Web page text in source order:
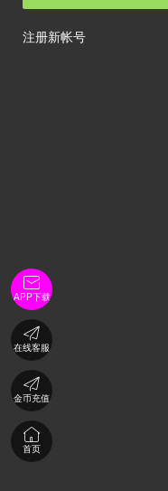
注册新帐号

APP下载

在线客服

金币充值

首页